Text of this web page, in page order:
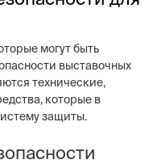
могут быть
выставочных
технические,
которые в
защиты.